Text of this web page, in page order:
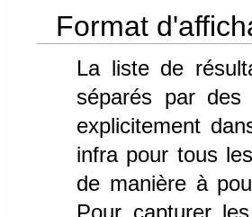
Format
La liste de
séparés par
explicitement
infra pour tous
de manière à
Pour capturer